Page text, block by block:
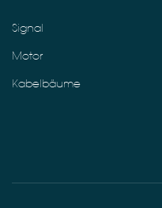
Signal
Motor
Kabelbäume